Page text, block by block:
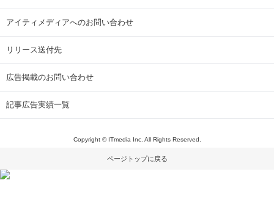
アイティメディアへのお問い合わせ
リリース送付先
広告掲載のお問い合わせ
記事広告実績一覧
Copyright © ITmedia Inc. All Rights Reserved.
ページトップに戻る